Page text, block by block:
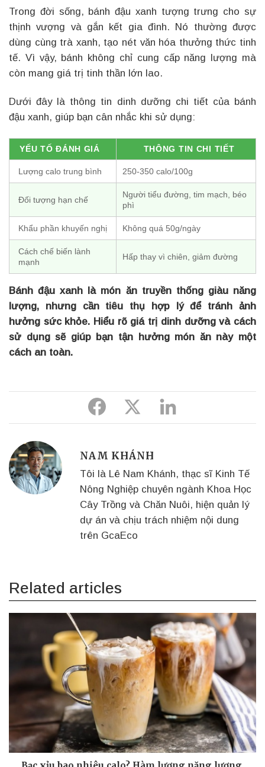
Trong đời sống, bánh đậu xanh tượng trưng cho sự
thịnh vượng và gắn kết gia đình. Nó thường được
dùng cùng trà xanh, tạo nét văn hóa thưởng thức tinh
tế. Vì vậy, bánh không chỉ cung cấp năng lượng mà
còn mang giá trị tinh thần lớn lao.
Dưới đây là thông tin dinh dưỡng chi tiết của bánh
đậu xanh, giúp bạn cân nhắc khi sử dụng:
YẾU TỐ ĐÁNH GIÁ THÔNG TIN CHI TIẾT
Lượng calo trung bình 250-350 calo/100g
Đối tượng hạn chế
Người tiểu đường, tim mạch, béo
phì
Khẩu phần khuyến nghị Không quá 50g/ngày
Cách chế biến lành
mạnh
Hấp thay vì chiên, giảm đường
Bánh đậu xanh là món ăn truyền thống giàu năng
lượng, nhưng cần tiêu thụ hợp lý để tránh ảnh
hưởng sức khỏe. Hiểu rõ giá trị dinh dưỡng và cách
sử dụng sẽ giúp bạn tận hưởng món ăn này một
cách an toàn.
Share
Share
Share
NAM KHÁNH
Tôi là Lê Nam Khánh, thạc sĩ Kinh Tế
Nông Nghiệp chuyên ngành Khoa Học
Cây Trồng và Chăn Nuôi, hiện quản lý
dự án và chịu trách nhiệm nội dung
trên GcaEco
Related articles